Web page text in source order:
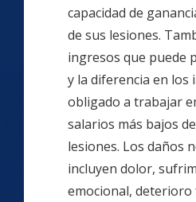
capacidad de
de sus lesiones.
ingresos que puede
y la diferencia en los
obligado a trabajar
salarios más bajos
lesiones. Los daños
incluyen dolor,
emocional,